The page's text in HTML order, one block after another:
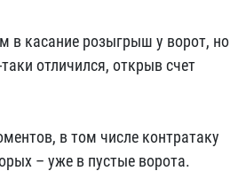
в касание розыгрыш у ворот, но
отличился, открыв счет
в том числе контратаку
– уже в пустые ворота.